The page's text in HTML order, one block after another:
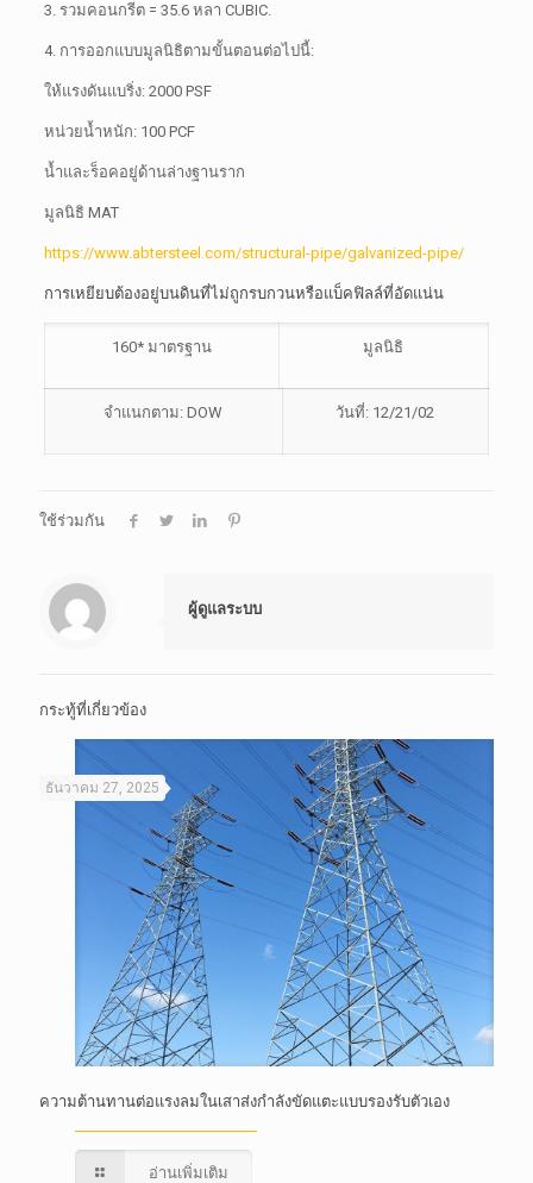
3. รวมคอนกรีต = 35.6 หลา CUBIC.
4. การออกแบบมูลนิธิตามขั้นตอนต่อไปนี้:
ให้แรงดันแบริ่ง: 2000 PSF
หน่วยน้ำหนัก: 100 PCF
น้ำและร็อคอยู่ด้านล่างฐานราก
มูลนิธิ MAT
https://www.abtersteel.com/structural-pipe/galvanized-pipe/
การเหยียบต้องอยู่บนดินที่ไม่ถูกรบกวนหรือแบ็คฟิลล์ที่อัดแน่น
160* มาตรฐาน มูลนิธิ
จำแนกตาม: DOW วันที่: 12/21/02
ใช้ร่วมกัน
ผู้ดูแลระบบ
กระทู้ที่เกี่ยวข้อง
ธันวาคม 27, 2025
ความต้านทานต่อแรงลมในเสาส่งกำลังขัดแตะแบบรองรับตัวเอง
อ่านเพิ่มเติม